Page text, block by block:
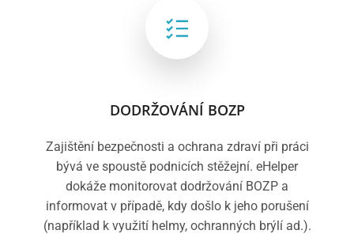
DODRŽOVÁNÍ BOZP
Zajištění bezpečnosti a ochrana zdraví při práci
bývá ve spoustě podnicích stěžejní. eHelper
dokáže monitorovat dodržování BOZP a
informovat v případě, kdy došlo k jeho porušení
(například k využití helmy, ochranných brýlí ad.).